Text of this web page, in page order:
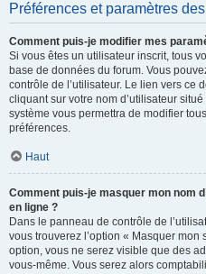
Préférences et paramètres
Comment puis-je modifier mes
Si vous êtes un utilisateur inscrit, tous
base de données du forum. Vous
contrôle de l’utilisateur. Le lien vers ce
cliquant sur votre nom d’utilisateur
système vous permettra de modifier
préférences.
Haut
Comment puis-je masquer mon nom
en ligne ?
Dans le panneau de contrôle de
vous trouverez l’option « Masquer mon
option, vous ne serez visible que des
vous-même. Vous serez alors